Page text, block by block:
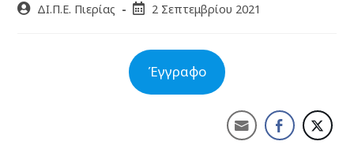
ΔΙ.Π.Ε. Πιερίας 2 Σεπτεμβρίου 2021
Έγγραφο